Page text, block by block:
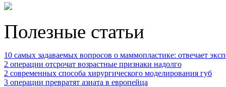
Полезные статьи
10 самых задаваемых вопросов о маммопластике: отвечает
2 операции отсрочат возрастные признаки надолго
2 современных способа хирургического моделирования губ
3 операции превратят азиата в европейца